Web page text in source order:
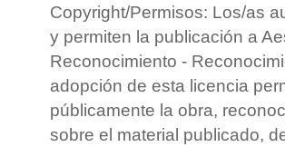
Copyright/Permisos: Los/as
y permiten la publicación a
Reconocimiento -
adopción de esta licencia
públicamente la obra,
sobre el material publicado,